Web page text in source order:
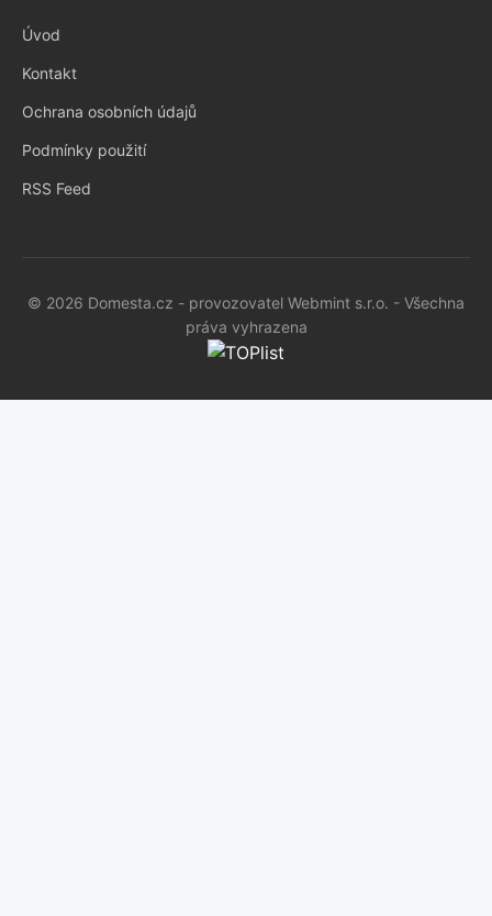
Úvod
Kontakt
Ochrana osobních údajů
Podmínky použití
RSS Feed
© 2026 Domesta.cz - provozovatel Webmint s.r.o. - Všechna
práva vyhrazena